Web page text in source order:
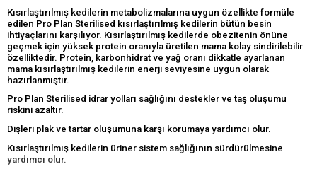
Kısırlaştırılmış kedilerin metabolizmalarına uygun özellikte formüle
edilen Pro Plan Sterilised kısırlaştırılmış kedilerin bütün besin
ihtiyaçlarını karşılıyor. Kısırlaştırılmış kedilerde obezitenin önüne
geçmek için yüksek protein oranıyla üretilen mama kolay sindirilebilir
özelliktedir. Protein, karbonhidrat ve yağ oranı dikkatle ayarlanan
mama kısırlaştırılmış kedilerin enerji seviyesine uygun olarak
hazırlanmıştır.
Pro Plan Sterilised idrar yolları sağlığını destekler ve taş oluşumu
riskini azaltır.
Dişleri plak ve tartar oluşumuna karşı korumaya yardımcı olur.
Kısırlaştırılmış kedilerin üriner sistem sağlığının sürdürülmesine
yardımcı olur.